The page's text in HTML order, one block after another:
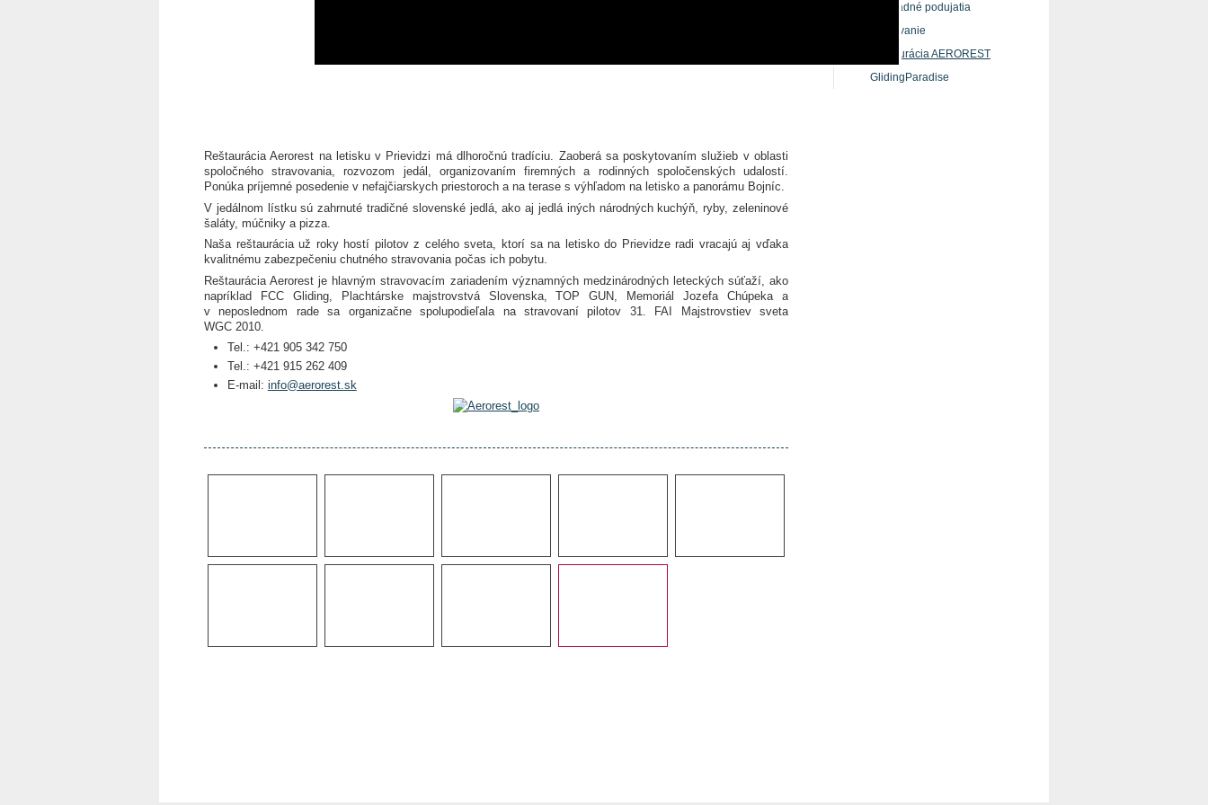
Hromadné podujatia
Ubytovanie
Reštaurácia AEROREST
GlidingParadise
Reštaurácia Aerorest na letisku v Prievidzi má dlhoročnú tradíciu. Zaoberá sa poskytovaním služieb v oblasti
spoločného stravovania, rozvozom jedál, organizovaním firemných a rodinných spoločenských udalostí.
Ponúka príjemné posedenie v nefajčiarskych priestoroch a na terase s výhľadom na letisko a panorámu Bojníc.
V jedálnom lístku sú zahrnuté tradičné slovenské jedlá, ako aj jedlá iných národných kuchýň, ryby, zeleninové
šaláty, múčniky a pizza.
Naša reštaurácia už roky hostí pilotov z celého sveta, ktorí sa na letisko do Prievidze radi vracajú aj vďaka
kvalitnému zabezpečeniu chutného stravovania počas ich pobytu.
Reštaurácia Aerorest je hlavným stravovacím zariadením významných medzinárodných leteckých súťaží, ako
napríklad FCC Gliding, Plachtárske majstrovstvá Slovenska, TOP GUN, Memoriál Jozefa Chúpeka a
v neposlednom rade sa organizačne spolupodieľala na stravovaní pilotov 31. FAI Majstrovstiev sveta
WGC 2010.
Tel.: +421 905 342 750
Tel.: +421 915 262 409
E-mail: info@aerorest.sk